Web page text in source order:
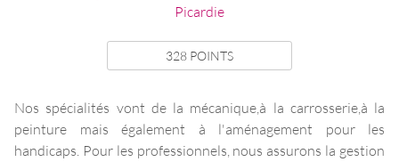
Picardie
328 POINTS
Nos spécialités vont de la mécanique,à la carrosserie,à la
peinture mais également à l'aménagement pour les
handicaps. Pour les professionnels, nous assurons la gestion